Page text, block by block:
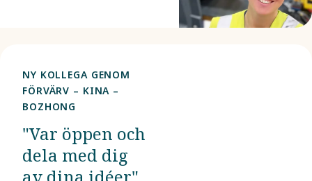
NY KOLLEGA GENOM
FÖRVÄRV – KINA –
BOZHONG
"Var öppen och
dela med dig